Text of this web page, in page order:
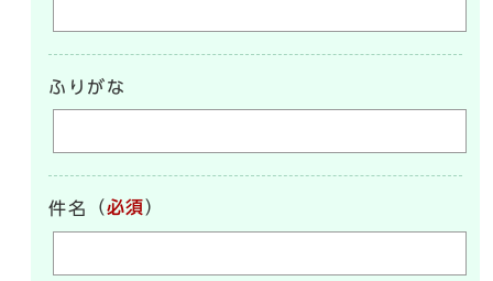
ふりがな
件名 （必須）